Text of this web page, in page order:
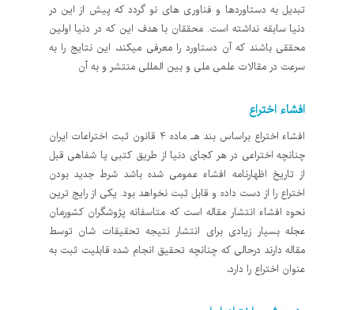
تبدیل به دستاوردها و فناوری های نو گردد که پیش از این در
دنیا سابقه نداشته است. محققان با هدف این که در دنیا اولین
محققی باشند که آن دستاورد را معرفی میکند، این نتایج را به
سرعت در مقالات علمی ملی و بین المللی منتشر و به آن
افشاء اختراع
افشاء اختراع براساس بند هـ ماده 4 قانون ثبت اختراعات ایران
چنانچه اختراعی در هر کجای دنیا از طریق کتبی یا شفاهی قبل
از تاریخ اظهارنامه افشاء عمومی شده باشد شرط جدید بودن
اختراع را از دست داده و قابل ثبت نخواهد بود. یکی از رایج ترین
نحوه افشاء انتشار مقاله است که متاسفانه پژوشگران کشورمان
عجله بسیار زیادی برای انتشار نتیجه تحقیقات شان توسط
مقاله دارند درحالی که چنانچه تحقیق انجام شده قابلیت ثبت به
عنوان اختراع را دارد،